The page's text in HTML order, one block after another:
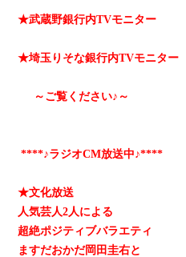
★武蔵野銀行内TVモニター
★埼玉りそな銀行内TVモニター
～ご覧ください♪～
****♪ラジオCM放送中♪****
★文化放送
人気芸人2人による
超絶ポジティブバラエティ
ますだおかだ岡田圭右と